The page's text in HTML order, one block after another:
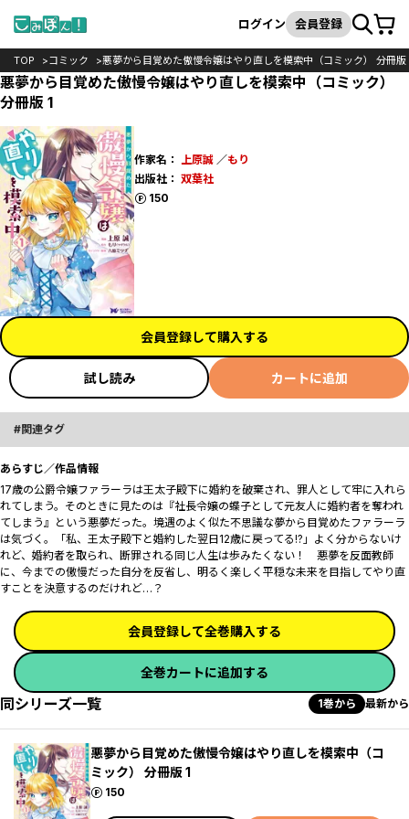
検索
ログイン 会員登録カート
TOP コミック 悪夢から目覚めた傲慢令嬢はやり直しを模索中（コミック） 分冊版
悪夢から目覚めた傲慢令嬢はやり直しを模索中（コミック）
分冊版 1
作家名： 上原誠／もり
出版社： 双葉社
150
ポイント
会員登録して購入する
試し読み カートに追加
関連タグ
あらすじ／作品情報
17歳の公爵令嬢ファラーラは王太子殿下に婚約を破棄され、罪人として牢に入れら
れてしまう。そのときに見たのは『社長令嬢の蝶子として元友人に婚約者を奪われ
てしまう』という悪夢だった。境遇のよく似た不思議な夢から目覚めたファラーラ
は気づく。「私、王太子殿下と婚約した翌日――12歳に戻ってる!?」よく分からないけ
れど、婚約者を取られ、断罪される同じ人生は歩みたくない！ 悪夢を反面教師
に、今までの傲慢だった自分を反省し、明るく楽しく平穏な未来を目指してやり直
すことを決意するのだけれど…？
会員登録して全巻購入する
全巻カートに追加する
同シリーズ一覧 1巻から 最新から
悪夢から目覚めた傲慢令嬢はやり直しを模索中（コ
ミック） 分冊版 1
150
ポイント